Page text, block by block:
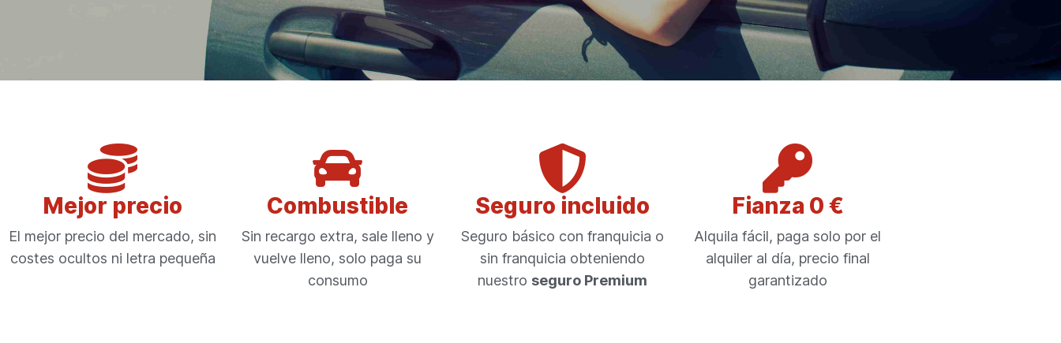
Mejor precio
El mejor precio del mercado, sin
costes ocultos ni letra pequeña
Combustible
Sin recargo extra, sale lleno y
vuelve lleno, solo paga su
consumo
Seguro incluido
Seguro básico con franquicia o
sin franquicia obteniendo
nuestro seguro Premium
Fianza 0 €
Alquila fácil, paga solo por el
alquiler al día, precio final
garantizado